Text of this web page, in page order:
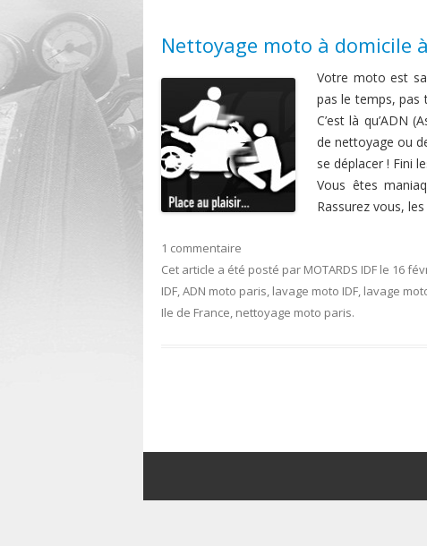
Nettoyage moto à domicile
Votre moto est
pas le temps, pas
C’est là qu’ADN
de nettoyage ou
se déplacer ! Fini
Vous êtes
Rassurez vous,
1 commentaire
Cet article a été posté par MOTARDS IDF le 16
IDF,ADN moto paris, lavage moto IDF, lavage
Ile de France, nettoyage moto paris.